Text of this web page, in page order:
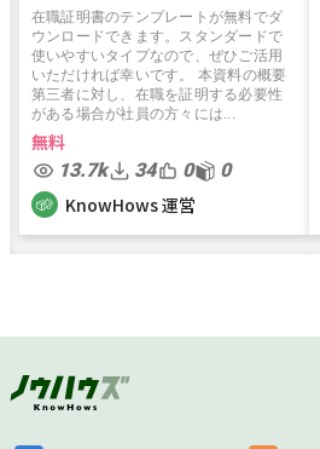
在職証明書のテンプレートが無料でダ
ウンロードできます。スタンダードで
使いやすいタイプなので、ぜひご活用
いただければ幸いです。 本資料の概要
第三者に対し、在職を証明する必要性
がある場合が社員の方々には...
無料
13.7k 34 0 0
KnowHows 運営